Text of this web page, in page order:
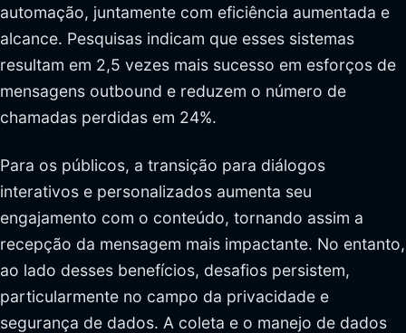
automação, juntamente com eficiência aumentada e
alcance. Pesquisas indicam que esses sistemas
resultam em 2,5 vezes mais sucesso em esforços de
mensagens outbound e reduzem o número de
chamadas perdidas em 24%.
Para os públicos, a transição para diálogos
interativos e personalizados aumenta seu
engajamento com o conteúdo, tornando assim a
recepção da mensagem mais impactante. No entanto,
ao lado desses benefícios, desafios persistem,
particularmente no campo da privacidade e
segurança de dados. A coleta e o manejo de dados